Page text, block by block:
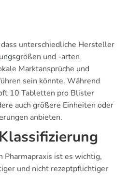
unterschiedliche Hersteller
und -arten
Marktansprüche und
sein könnte. Während
10 Tabletten pro Blister
auch größere Einheiten oder
anbieten.
Pharmapraxis ist es wichtig,
und nicht rezeptpflichtiger